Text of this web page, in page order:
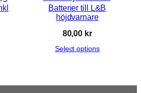
Batterier till L&B
höjdvarnare
80,00 kr
Select options